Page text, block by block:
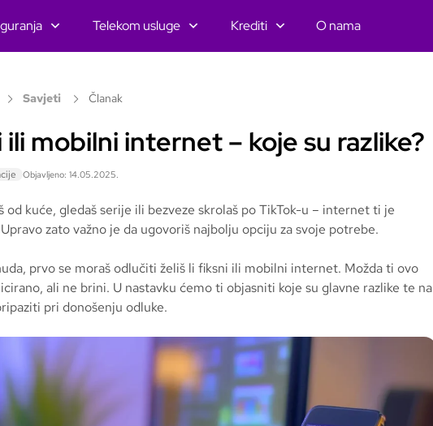
Telekom usluge Krediti O nama
Savjeti Članak
ili mobilni internet – koje su razlike?
Objavljeno: 14.05.2025.
od kuće, gledaš serije ili bezveze skrolaš po TikTok-u – internet ti je
zato važno je da ugovoriš najbolju opciju za svoje potrebe.
prvo se moraš odlučiti želiš li fiksni ili mobilni internet. Možda ti ovo
ali ne brini. U nastavku ćemo ti objasniti koje su glavne razlike te na
pri donošenju odluke.